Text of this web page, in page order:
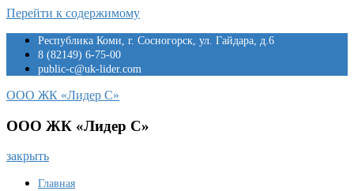
Перейти к содержимому
Республика Коми, г. Сосногорск, ул. Гайдара, д.6
8 (82149) 6-75-00
public-c@uk-lider.com
ООО ЖК «Лидер С»
ООО ЖК «Лидер С»
закрыть
Главная